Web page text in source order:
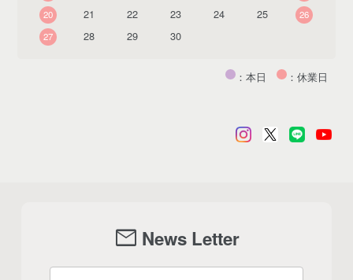
20
21 22 23 24 25
26
27
28 29 30
：本日 ：休業日
mail News Letter